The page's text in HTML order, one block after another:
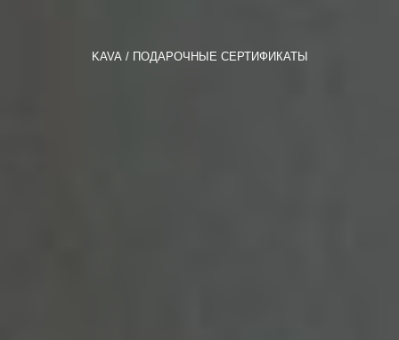
KAVA ПОДАРОЧНЫЕ СЕРТИФИКАТЫ